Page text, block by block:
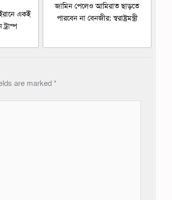
একই
জামিন পেলেও আমিরাত ছাড়তে
পারবেন না বেনজীর: স্বরাষ্ট্রমন্ত্রী
are marked *